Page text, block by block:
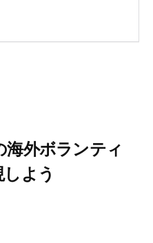
海外ボランティ
よう